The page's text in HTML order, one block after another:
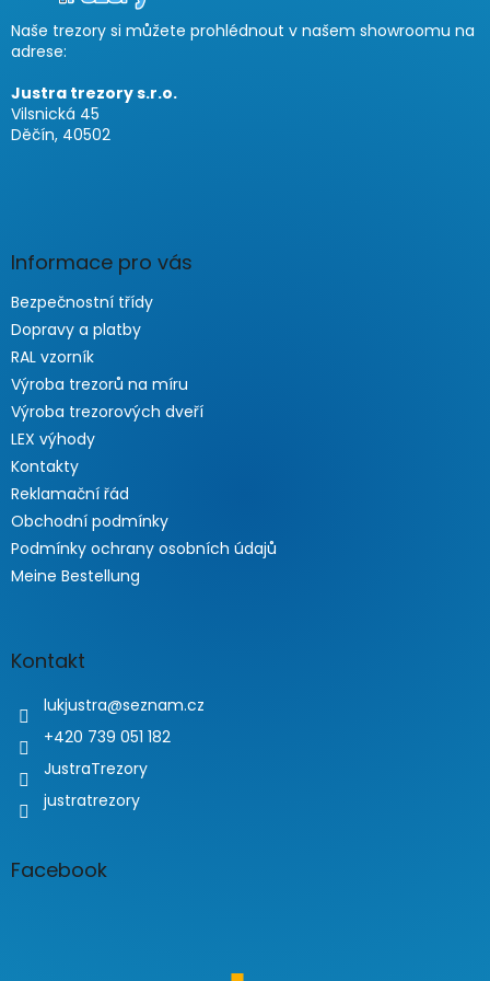
e
Naše trezory si můžete prohlédnout v našem showroomu na
adrese:
Justra trezory s.r.o.
Vilsnická 45
Děčín, 40502
Informace pro vás
Bezpečnostní třídy
Dopravy a platby
RAL vzorník
Výroba trezorů na míru
Výroba trezorových dveří
LEX výhody
Kontakty
Reklamační řád
Obchodní podmínky
Podmínky ochrany osobních údajů
Meine Bestellung
Kontakt
lukjustra@seznam.cz
+420 739 051 182
JustraTrezory
justratrezory
Facebook